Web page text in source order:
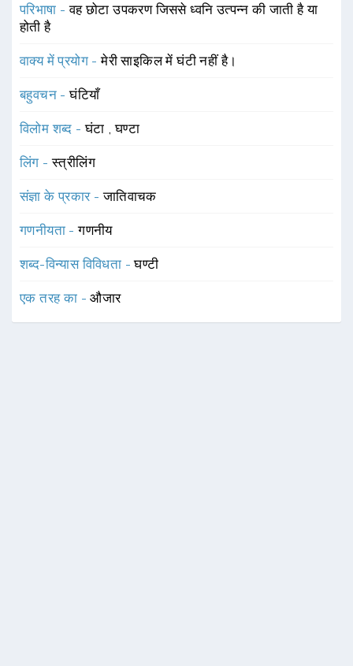
परिभाषा -वह छोटा उपकरण जिससे ध्वनि उत्पन्न की जाती है या
होती है
वाक्य में प्रयोग -मेरी साइकिल में घंटी नहीं है।
बहुवचन -घंटियाँ
विलोम शब्द -घंटा ,घण्टा
लिंग -स्त्रीलिंग
संज्ञा के प्रकार -जातिवाचक
गणनीयता -गणनीय
शब्द-विन्यास विविधता -घण्टी
एक तरह का -औजार